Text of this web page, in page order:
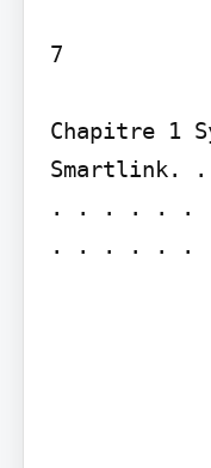
7
Chapitre 1
. . . . . .
. . . . . .